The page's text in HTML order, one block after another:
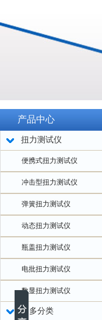
产品中心
扭力测试仪
便携式扭力测试仪
冲击型扭力测试仪
弹簧扭力测试仪
动态扭力测试仪
瓶盖扭力测试仪
电批扭力测试仪
数显扭力测试仪
更多分类